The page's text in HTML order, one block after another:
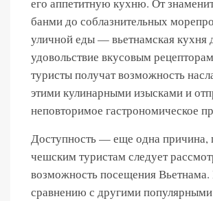
его аппетитную кухню. От
банми до соблазнительных
уличной еды — вьетнамская кухня
удовольствие вкусовым
туристы получат возможность
этими кулинарными изысками и
неповторимое гастрономическое
Доступность — еще одна причина,
чешским туристам следует
возможность посещения
сравнению с другими популярными